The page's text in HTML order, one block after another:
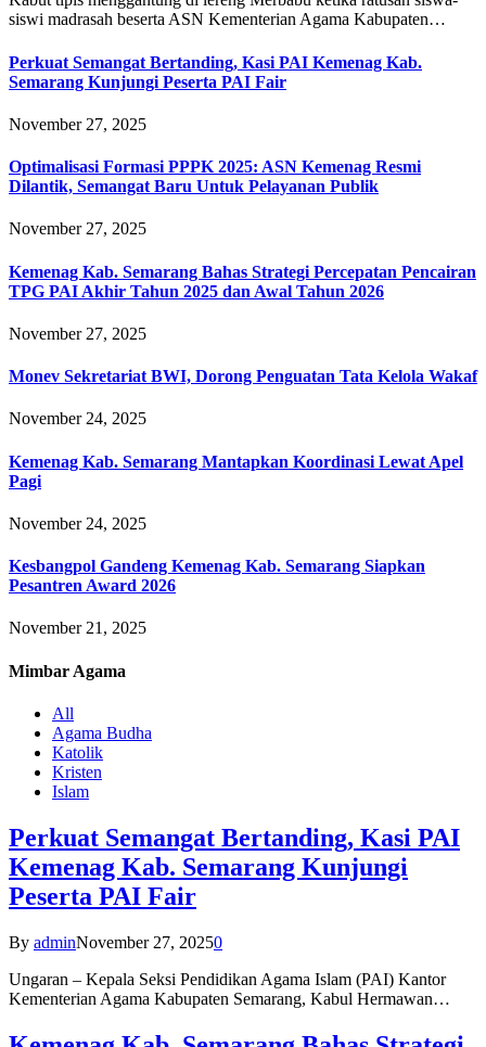
siswi madrasah beserta ASN Kementerian Agama Kabupaten…
Perkuat Semangat Bertanding, Kasi PAI Kemenag Kab.
Semarang Kunjungi Peserta PAI Fair
November 27, 2025
Optimalisasi Formasi PPPK 2025: ASN Kemenag Resmi
Dilantik, Semangat Baru Untuk Pelayanan Publik
November 27, 2025
Kemenag Kab. Semarang Bahas Strategi Percepatan Pencairan
TPG PAI Akhir Tahun 2025 dan Awal Tahun 2026
November 27, 2025
Monev Sekretariat BWI, Dorong Penguatan Tata Kelola Wakaf
November 24, 2025
Kemenag Kab. Semarang Mantapkan Koordinasi Lewat Apel
Pagi
November 24, 2025
Kesbangpol Gandeng Kemenag Kab. Semarang Siapkan
Pesantren Award 2026
November 21, 2025
Mimbar Agama
All
Agama Budha
Katolik
Kristen
Islam
Perkuat Semangat Bertanding, Kasi PAI
Kemenag Kab. Semarang Kunjungi
Peserta PAI Fair
By adminNovember 27, 20250
Ungaran – Kepala Seksi Pendidikan Agama Islam (PAI) Kantor
Kementerian Agama Kabupaten Semarang, Kabul Hermawan…